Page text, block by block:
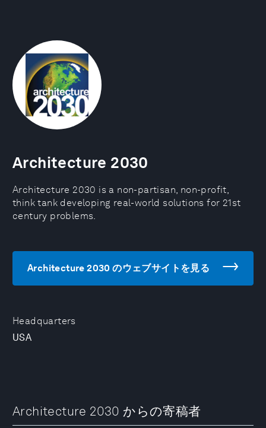
Headquarters
USA
Architecture 2030
Architecture 2030 is a non-partisan, non-profit,
think tank developing real-world solutions for 21st
century problems.
Architecture 2030 のウェブサイトを見る
Architecture 2030 からの寄稿者